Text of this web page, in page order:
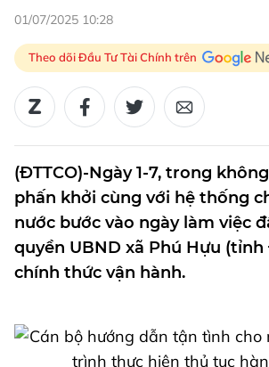
01/07/2025 10:28
Theo dõi Đầu Tư Tài Chính trên
(ĐTTCO)-Ngày 1-7, trong
phấn khởi cùng với hệ thống
nước bước vào ngày làm việc
quyền UBND xã Phú Hựu
chính thức vận hành.